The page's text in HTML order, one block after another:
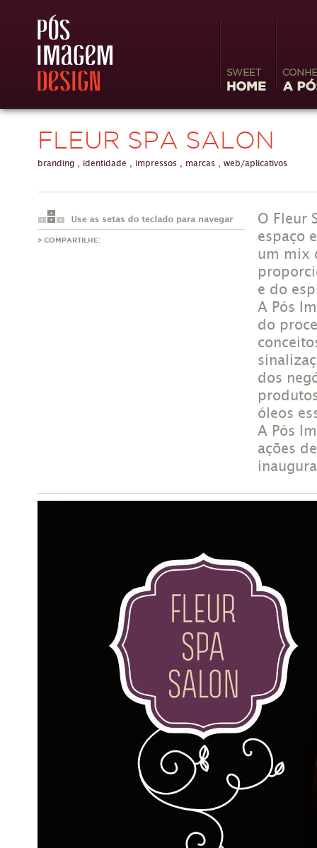
Home
FLEUR SPA SALON
branding , identidade , impressos , marcas , web/aplicativos
> COMPARTILHE:
O Fleur
espaço
um mix
e do
A Pós
do
dos
óleos
A Pós
ações